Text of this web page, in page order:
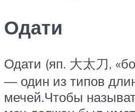
Одати
Одати (яп. 大太刀,
— один из типов
мечей.Чтобы